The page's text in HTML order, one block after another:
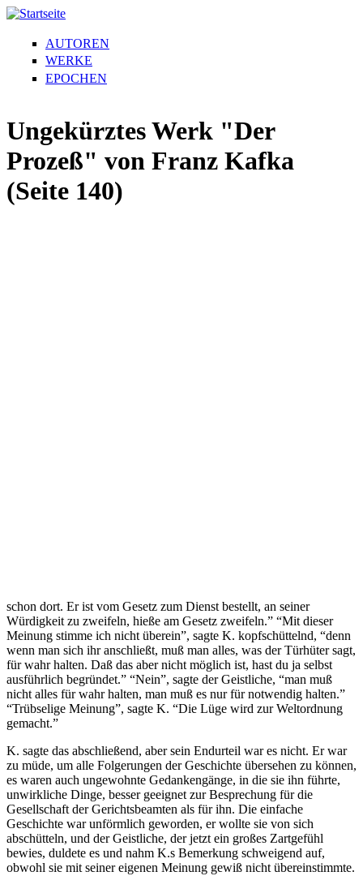
AUTOREN
WERKE
EPOCHEN
Ungekürztes Werk "Der
Prozeß" von Franz Kafka
(Seite 140)
schon dort. Er ist vom Gesetz zum Dienst bestellt, an seiner
Würdigkeit zu zweifeln, hieße am Gesetz zweifeln.” “Mit dieser
Meinung stimme ich nicht überein”, sagte K. kopfschüttelnd, “denn
wenn man sich ihr anschließt, muß man alles, was der Türhüter sagt,
für wahr halten. Daß das aber nicht möglich ist, hast du ja selbst
ausführlich begründet.” “Nein”, sagte der Geistliche, “man muß
nicht alles für wahr halten, man muß es nur für notwendig halten.”
“Trübselige Meinung”, sagte K. “Die Lüge wird zur Weltordnung
gemacht.”
K. sagte das abschließend, aber sein Endurteil war es nicht. Er war
zu müde, um alle Folgerungen der Geschichte übersehen zu können,
es waren auch ungewohnte Gedankengänge, in die sie ihn führte,
unwirkliche Dinge, besser geeignet zur Besprechung für die
Gesellschaft der Gerichtsbeamten als für ihn. Die einfache
Geschichte war unförmlich geworden, er wollte sie von sich
abschütteln, und der Geistliche, der jetzt ein großes Zartgefühl
bewies, duldete es und nahm K.s Bemerkung schweigend auf,
obwohl sie mit seiner eigenen Meinung gewiß nicht übereinstimmte.